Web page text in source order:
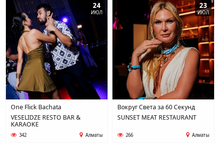
24
ИЮЛ
One Flick Bachata
VESELIDZE RESTO BAR &
KARAOKE
342 Алматы
23
ИЮЛ
Вокруг Света за 60 Секунд
SUNSET MEAT RESTAURANT
266 Алматы